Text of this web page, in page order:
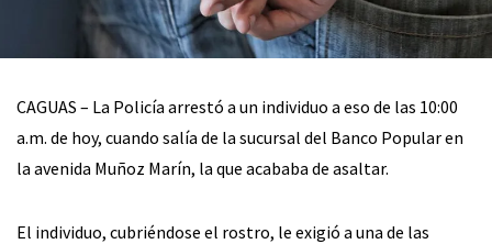
CAGUAS – La Policía arrestó a un individuo a eso de las 10:00
a.m. de hoy, cuando salía de la sucursal del Banco Popular en
la avenida Muñoz Marín, la que acababa de asaltar.
El individuo, cubriéndose el rostro, le exigió a una de las